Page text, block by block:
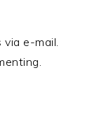
e-mail.